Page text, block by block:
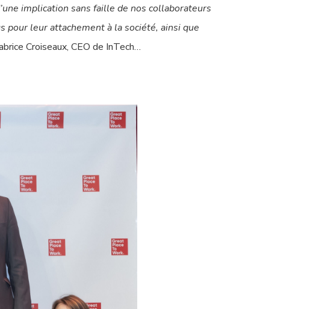
implication sans faille de nos collaborateurs
pour leur attachement à la société, ainsi que
Croiseaux, CEO de InTech…